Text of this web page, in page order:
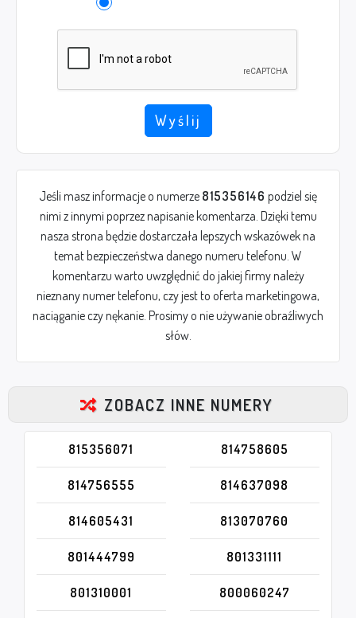
Wyślij
Jeśli masz informacje o numerze 815356146 podziel się
nimi z innymi poprzez napisanie komentarza. Dzięki temu
nasza strona będzie dostarczała lepszych wskazówek na
temat bezpieczeństwa danego numeru telefonu. W
komentarzu warto uwzględnić do jakiej firmy należy
nieznany numer telefonu, czy jest to oferta marketingowa,
naciąganie czy nękanie. Prosimy o nie używanie obraźliwych
słów.
ZOBACZ INNE NUMERY
815356071 814758605
814756555 814637098
814605431 813070760
801444799 801331111
801310001 800060247